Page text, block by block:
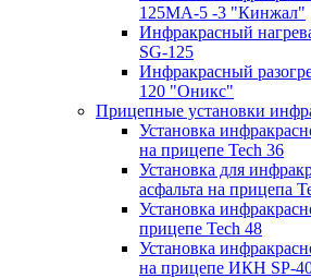
125МA-5 -3 "Кинжал"
Инфракрасный
SG-125
Инфракрасный
120 "Оникс"
Прицепные установки
Установка
на прицепе Tech 36
Установка для
асфальта на прицепа
Установка
прицепе Tech 48
Установка
на прицепе ИКН SP-